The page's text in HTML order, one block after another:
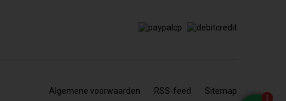
Algemene voorwaarden RSS-feed Sitemap